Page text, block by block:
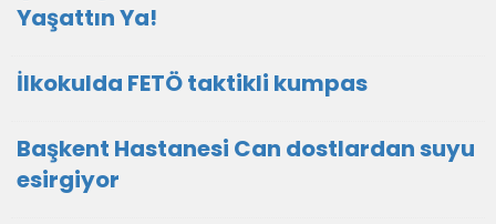
Yaşattın Ya!
İlkokulda FETÖ taktikli kumpas
Başkent Hastanesi Can dostlardan suyu
esirgiyor